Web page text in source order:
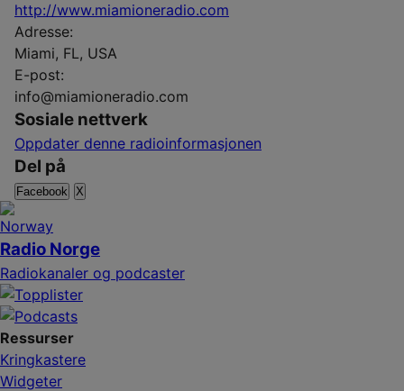
http://www.miamioneradio.com
Adresse:
Miami, FL, USA
E-post:
info@miamioneradio.com
Sosiale nettverk
Oppdater denne radioinformasjonen
Del på
Facebook X
Radio Norge
Radiokanaler og podcaster
Ressurser
Kringkastere
Widgeter